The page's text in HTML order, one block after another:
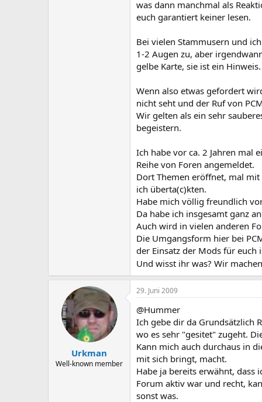
was dann manchmal als
euch garantiert keiner lesen.
Bei vielen Stammusern und
1-2 Augen zu, aber
gelbe Karte, sie ist ein Hinweis.
Wenn also etwas gefordert
nicht seht und der Ruf von
Wir gelten als ein sehr
begeistern.
Ich habe vor ca. 2 Jahren mal
Reihe von Foren angemeldet.
Dort Themen eröffnet, mal
ich überta(c)kten.
Habe mich völlig freundlich
Da habe ich insgesamt ganz
Auch wird in vielen anderen
Die Umgangsform hier bei
der Einsatz der Mods für euch
Und wisst ihr was? Wir
Urkman
Well-known member
29. Juni 2009
@Hummer
Ich gebe dir da Grundsätzlich
wo es sehr "gesitet" zugeht.
Kann mich auch durchaus in
mit sich bringt, macht.
Habe ja bereits erwähnt, dass
Forum aktiv war und recht,
sonst was.